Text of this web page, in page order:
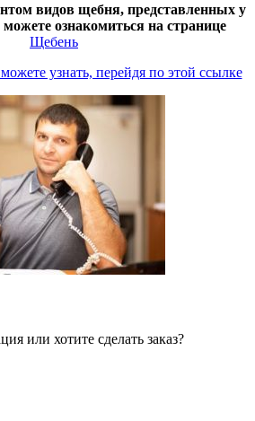
видов щебня, представленных у
ознакомиться на странице
Щебень
узнать, перейдя по этой ссылке
или хотите сделать заказ?